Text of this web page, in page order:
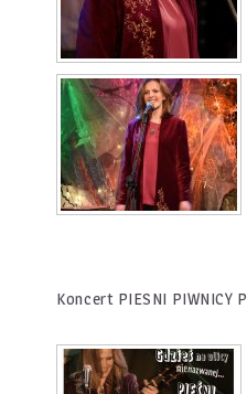
Koncert PIESNI PIWNICY